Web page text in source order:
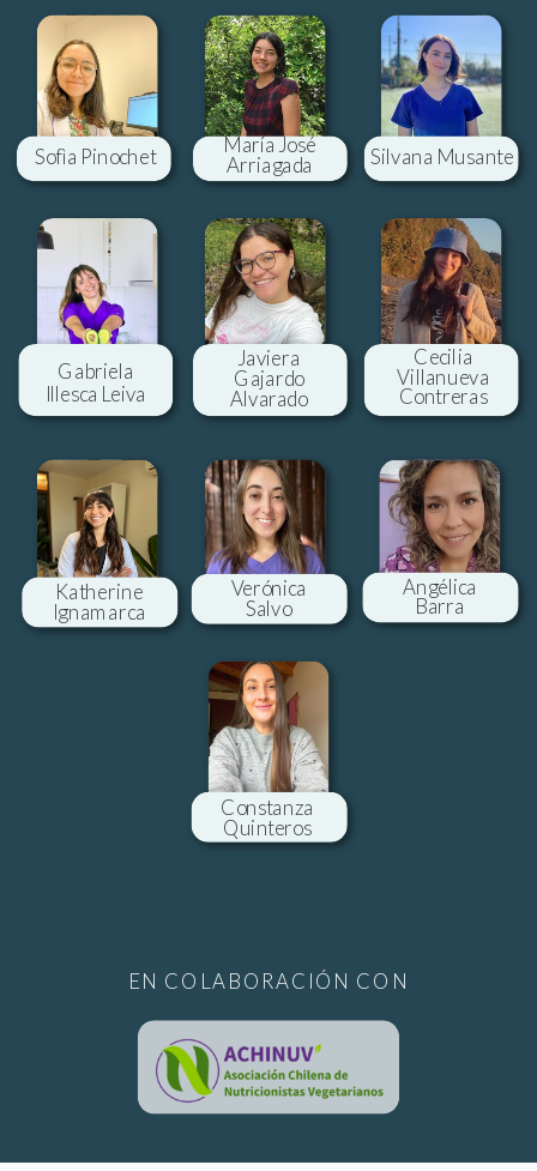
EN COLABORACIÓN CON
María José
Arriagada
Sofìa Pinochet
Gabriela
Illesca Leiva
Javiera
Gajardo
Alvarado
Cecilia
Villanueva
Contreras
Katherine
Ignamarca
Silvana Musante
Verónica
Salvo
Angélica
Barra
Constanza
Quinteros